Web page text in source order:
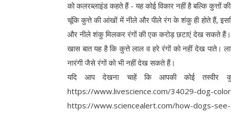
को कलरब्लाइंड कहते हैं - यह कोई विकार नहीं है बल्कि कुत्तों
चूंकि कुत्ते की आंखों में नीले और पीले रंग के शंकु ही होते हैं,
और नीले शंकु मिलकर रंगों की एक करोड़ छटाएं देख सकते हैं।
खास बात यह है कि कुत्ते लाल व हरे रंगों को नहीं देख
नारंगी जैसे रंगों को भी नहीं देख सकते हैं।
यदि आप देखना चाहें कि आपकी कोई तस्वीर
https://www.livescience.com/34029-dog-
https://www.sciencealert.com/how-dogs-